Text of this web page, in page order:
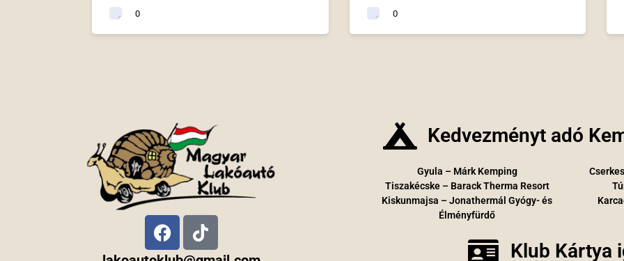
0 0
Kedvezményt adó
Gyula – Márk Kemping
Tiszakécske – Barack Therma Resort
Kiskunmajsa – Jonathermál Gyógy- és
Élményfürdő
Klub Kártya